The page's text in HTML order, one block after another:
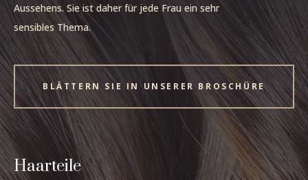
Aussehens. Sie ist daher für jede Frau ein sehr
sensibles Thema.
BLÄTTERN SIE IN UNSERER BROSCHÜRE
I
Haarteile